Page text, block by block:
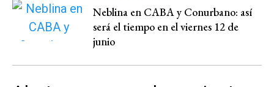
Neblina en CABA y Conurbano: así
será el tiempo en el viernes 12 de
junio